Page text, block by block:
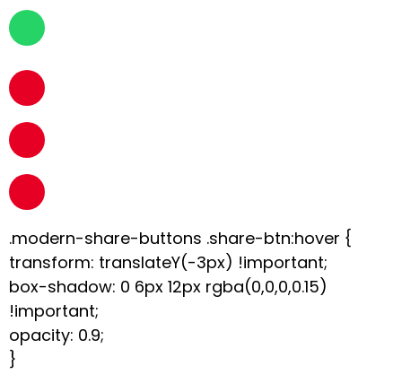
.modern-share-buttons .share-btn:hover {
transform: translateY(-3px) !important;
box-shadow: 0 6px 12px rgba(0,0,0,0.15)
!important;
opacity: 0.9;
}